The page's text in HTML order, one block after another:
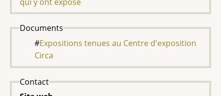
Documents
Expositions tenues au Centre d'exposition
Circa
Contact